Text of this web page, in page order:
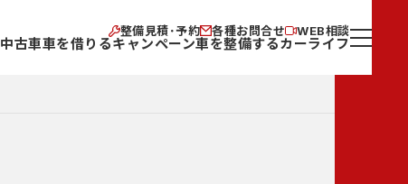
整備見積･予約 各種お問合せ WEB相談
中古車車を借りるキャンペーン車を整備するカーライフ